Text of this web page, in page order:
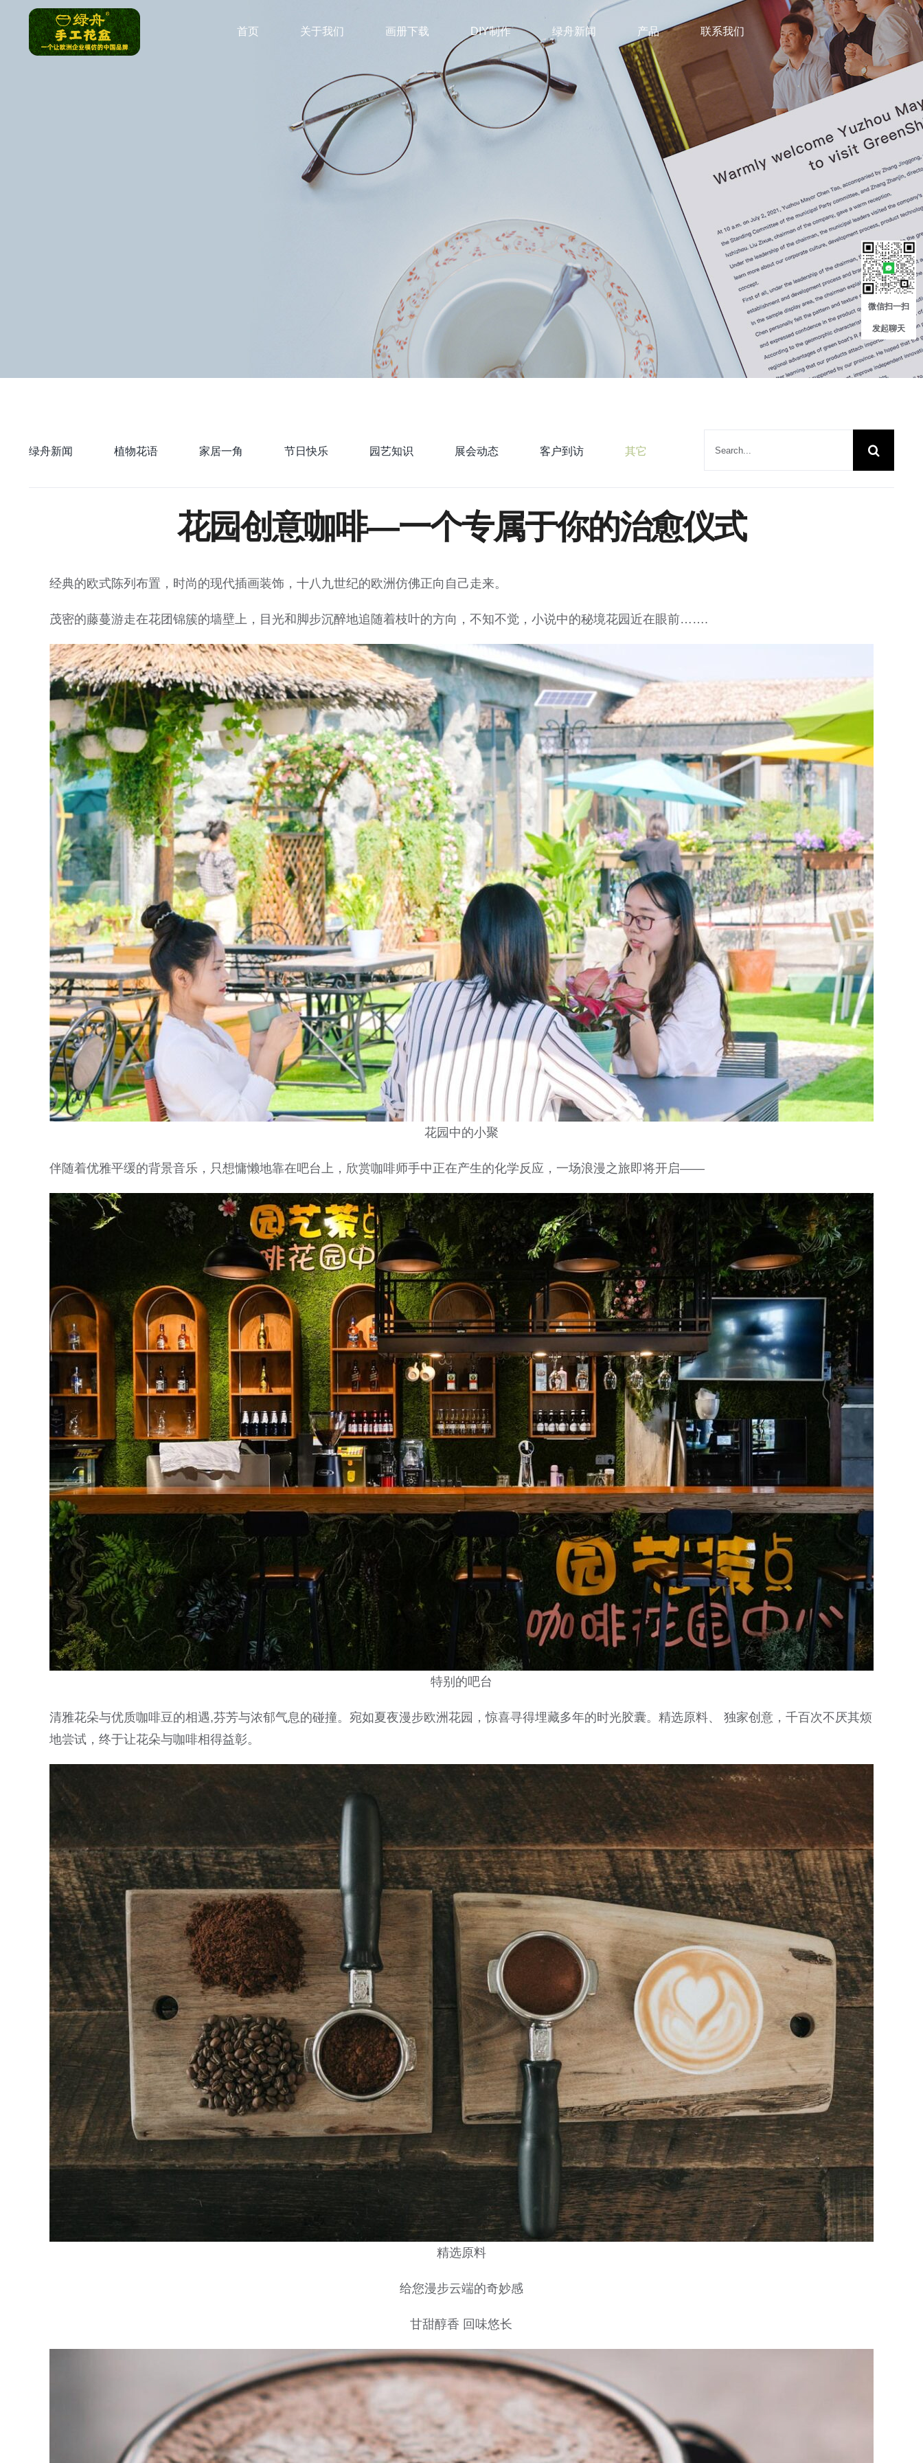
首页 关于我们 画册下载 DIY制作 绿舟新闻 产品 联系我们
绿舟新闻 植物花语 家居一角 节日快乐 园艺知识 展会动态 客户到访 其它
花园创意咖啡—一个专属于你的治愈仪式
经典的欧式陈列布置，时尚的现代插画装饰，十八九世纪的欧洲仿佛正向自己走来。
茂密的藤蔓游走在花团锦簇的墙壁上，目光和脚步沉醉地追随着枝叶的方向，不知不觉，小说中的秘境花园近在眼前…….
花园中的小聚
伴随着优雅平缓的背景音乐，只想慵懒地靠在吧台上，欣赏咖啡师手中正在产生的化学反应，一场浪漫之旅即将开启——
特别的吧台
清雅花朵与优质咖啡豆的相遇,芬芳与浓郁气息的碰撞。宛如夏夜漫步欧洲花园，惊喜寻得埋藏多年的时光胶囊。精选原料、 独家创意，千百次不厌其烦
地尝试，终于让花朵与咖啡相得益彰。
精选原料
给您漫步云端的奇妙感
甘甜醇香 回味悠长
微信扫一扫
发起聊天